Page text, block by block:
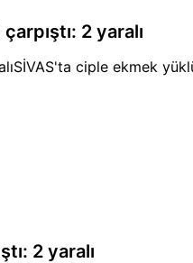
2 yaralı
ciple ekmek
2 yaralı